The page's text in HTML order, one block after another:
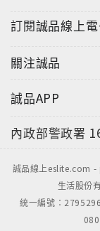
訂閱誠品線上
關注誠品
誠品APP
內政部警政署
誠品線上eslite.com
生活股份
統一編號：